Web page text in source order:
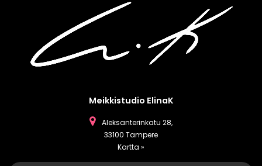
Meikkistudio ElinaK
Aleksanterinkatu 28,
33100 Tampere
Kartta »